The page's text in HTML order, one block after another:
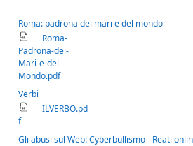
Roma: padrona dei mari e del mondo
Roma-
Padrona-dei-
Mari-e-del-
Mondo.pdf
Verbi
ILVERBO.pd
f
Gli abusi sul Web: Cyberbullismo - Reati